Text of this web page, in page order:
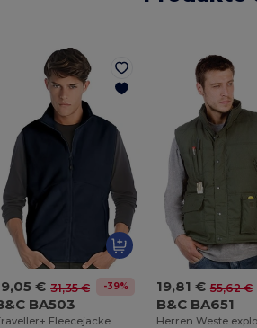
€ 31,35 € -39%
BA503
Fleecejacke
19,81 € 55,62 €
B&C BA651
Herren Weste